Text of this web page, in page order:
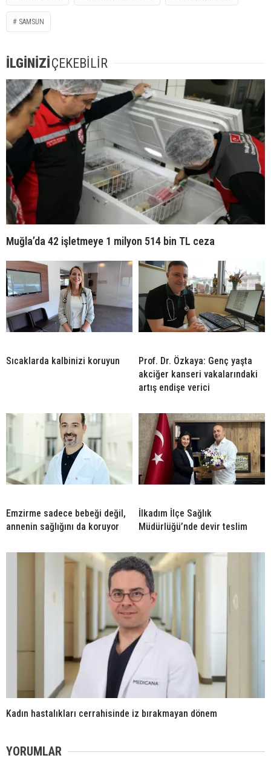
SAMSUN
İLGİNİZİÇEKEBİLİR
Muğla’da 42 işletmeye 1 milyon 514 bin TL ceza
Sıcaklarda kalbinizi koruyun
Prof. Dr. Özkaya: Genç yaşta
akciğer kanseri vakalarındaki
artış endişe verici
Emzirme sadece bebeği değil,
annenin sağlığını da koruyor
İlkadım İlçe Sağlık
Müdürlüğü’nde devir teslim
Kadın hastalıkları cerrahisinde iz bırakmayan dönem
YORUMLAR